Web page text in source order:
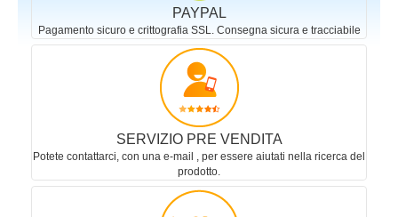
PAYPAL
Pagamento sicuro e crittografia SSL. Consegna sicura e tracciabile
SERVIZIO PRE VENDITA
Potete contattarci, con una e-mail , per essere aiutati nella ricerca del
prodotto.